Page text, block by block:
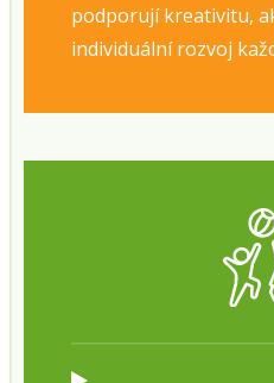
podporují kreativitu,
individuální rozvoj